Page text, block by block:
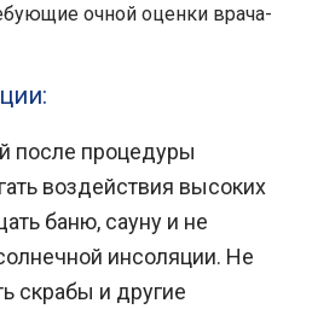
очной оценки врача-
после процедуры
воздействия высоких
баню, сауну и не
инсоляции. Не
скрабы и другие